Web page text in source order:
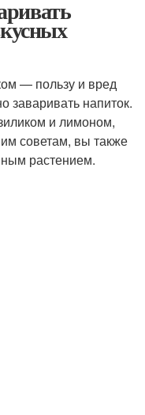
— пользу и вред
заваривать напиток.
и лимоном,
советам, вы также
растением.